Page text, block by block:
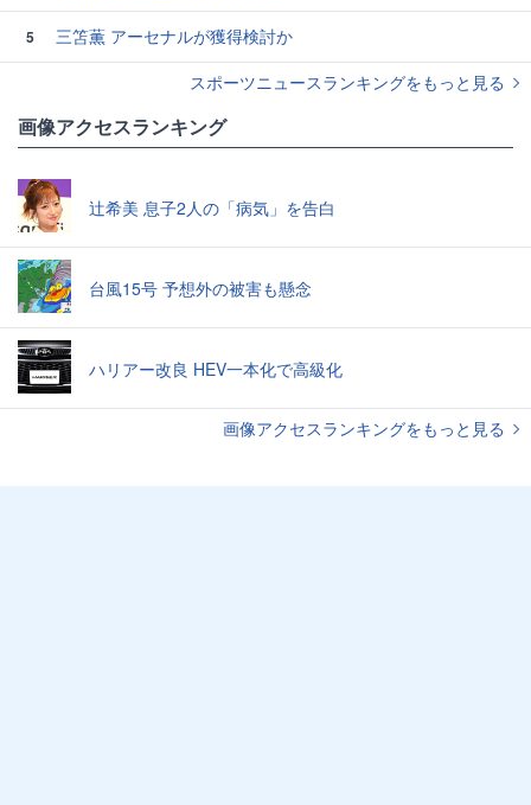
5
三笘薫 アーセナルが獲得検討か
スポーツニュースランキングをもっと見る
画像アクセスランキング
辻希美 息子2人の「病気」を告白
台風15号 予想外の被害も懸念
ハリアー改良 HEV一本化で高級化
画像アクセスランキングをもっと見る